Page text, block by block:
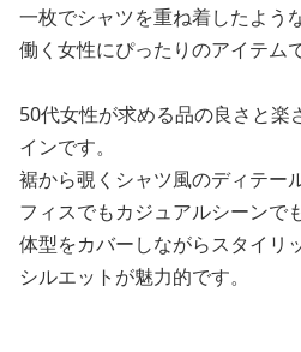
一枚でシャツを重ね着したよう
働く女性にぴったりのアイテムで
50代女性が求める品の良さと楽
インです。
裾から覗くシャツ風のディテー
フィスでもカジュアルシーンで
体型をカバーしながらスタイリ
シルエットが魅力的です。